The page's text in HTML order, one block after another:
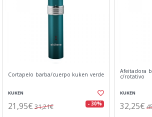
Cortapelo barba/cuerpo kuken verde
KUKEN
21,95€ 31,21€ - 30%
Afeitadora
c/rotativo
KUKEN
32,25€